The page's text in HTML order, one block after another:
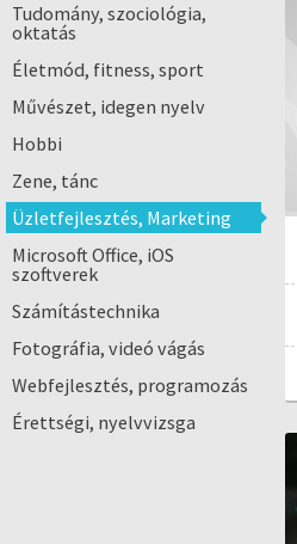
Tudomány, szociológia,
oktatás
Életmód, fitness, sport
Művészet, idegen nyelv
Hobbi
Zene, tánc
Üzletfejlesztés, Marketing
Microsoft Office, iOS
szoftverek
Számítástechnika
Fotográfia, videó vágás
Webfejlesztés, programozás
Érettségi, nyelvvizsga